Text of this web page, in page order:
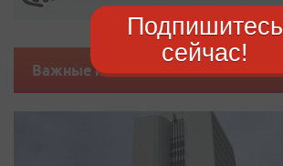
Важные новости
Подпишитесь
сейчас!